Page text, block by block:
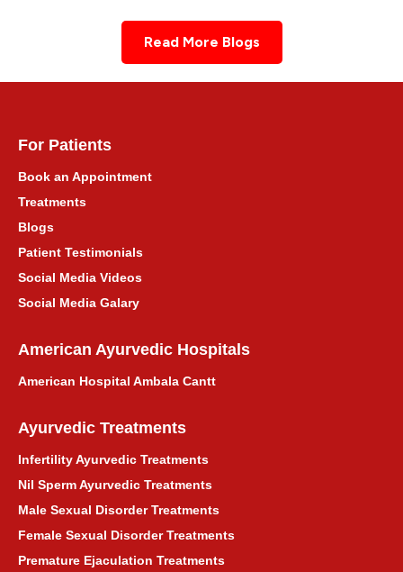
Read More Blogs
For Patients
Book an Appointment
Treatments
Blogs
Patient Testimonials
Social Media Videos
Social Media Galary
American Ayurvedic Hospitals
American Hospital Ambala Cantt
Ayurvedic Treatments
Infertility Ayurvedic Treatments
Nil Sperm Ayurvedic Treatments
Male Sexual Disorder Treatments
Female Sexual Disorder Treatments
Premature Ejaculation Treatments